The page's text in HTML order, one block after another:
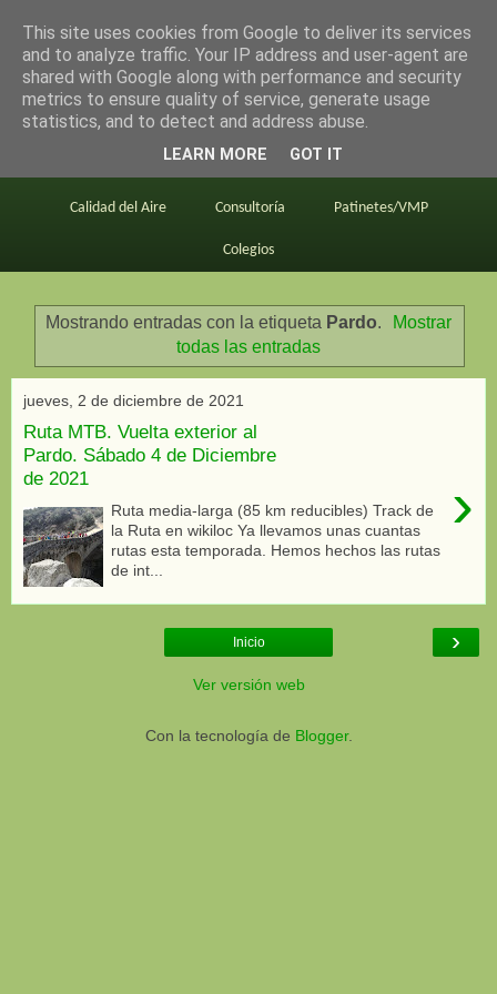
en bici por madrid
Este blog BiciMAD Primeros consejos
Calidad del Aire Consultoría Patinetes/VMP
Colegios
Mostrando entradas con la etiqueta Pardo.
Mostrar
todas las entradas
jueves, 2 de diciembre de 2021
Ruta MTB. Vuelta exterior al
Pardo. Sábado 4 de Diciembre
de 2021
›
Ruta media-larga (85 km reducibles) Track de
la Ruta en wikiloc Ya llevamos unas cuantas
rutas esta temporada. Hemos hechos las rutas
de int...
›
Inicio
Ver versión web
Con la tecnología de Blogger.
This site uses cookies from Google to deliver its services
and to analyze traffic. Your IP address and user-agent are
shared with Google along with performance and security
metrics to ensure quality of service, generate usage
statistics, and to detect and address abuse.
LEARN MORE GOT IT